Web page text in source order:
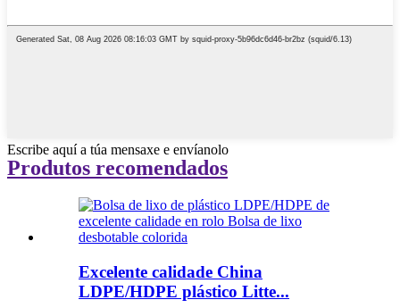
Escribe aquí a túa mensaxe e envíanolo
Produtos recomendados
Excelente calidade China
LDPE/HDPE plástico Litte...